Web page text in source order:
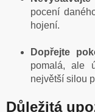
pocení
hojení.
Dopřejte
pomalá, ale
největší silou
Důležitá